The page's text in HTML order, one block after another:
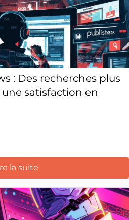
: Des recherches plus
satisfaction en
la suite